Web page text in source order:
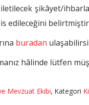
şikâyet/
edileceğini
buradan
hâlinde lütfen
Mevzuat Ekibi, Kategori